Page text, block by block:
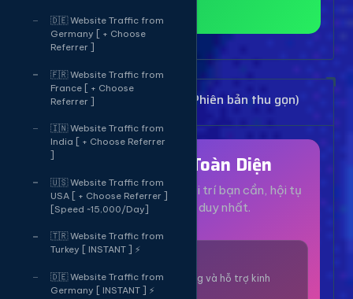
🇩🇪 Website Traffic from
Germany [ + Choose
Referrer ]
🇫🇷 Website Traffic from
France [ + Choose
Referrer ]
🇮🇳 Website Traffic from
India [ + Choose Referrer
🇺🇸 Website Traffic from
USA [ + Choose Referrer ]
[Speed ~15,000/Day]
🇹🇷 Website Traffic from
Turkey [ INSTANT ] ⚡
🇩🇪 Website Traffic from
Germany [ INSTANT ] ⚡
Bảng Dịch Vụ Mạng Xã Hội (Phiên bản thu gọn)
Hệ Sinh Thái Toàn Diện
Mọi dịch vụ, tiện ích và giải trí bạn cần, hội tụ
tại một nền tảng duy nhất.
1000+ Dịch Vụ
Công cụ tăng trưởng và hỗ trợ kinh
doanh online.